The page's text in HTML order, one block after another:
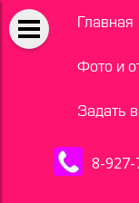
Главная
Фото и
Задать
8-927-